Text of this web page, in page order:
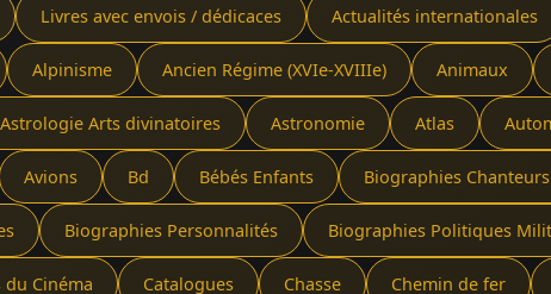
Livres avec envois / dédicaces Actualités internationales
Alpinisme Ancien Régime (XVIe-XVIIIe) Animaux
Astrologie Arts divinatoires Astronomie Atlas
Avions Bd Bébés Enfants Biographies
Biographies Personnalités Biographies Politiques
du Cinéma Catalogues Chasse Chemin de fer